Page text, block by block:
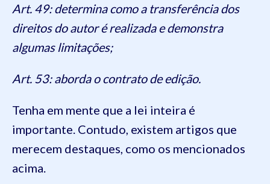
Art. 49: determina como a transferência dos
direitos do autor é realizada e demonstra
algumas limitações;
Art. 53: aborda o contrato de edição.
Tenha em mente que a lei inteira é
importante. Contudo, existem artigos que
merecem destaques, como os mencionados
acima.